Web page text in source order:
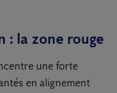
: la zone rouge
une forte
en alignement